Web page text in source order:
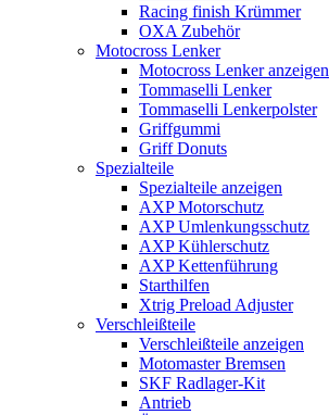
Racing finish Krümmer
OXA Zubehör
Motocross Lenker
Motocross Lenker anzeigen
Tommaselli Lenker
Tommaselli Lenkerpolster
Griffgummi
Griff Donuts
Spezialteile
Spezialteile anzeigen
AXP Motorschutz
AXP Umlenkungsschutz
AXP Kühlerschutz
AXP Kettenführung
Starthilfen
Xtrig Preload Adjuster
Verschleißteile
Verschleißteile anzeigen
Motomaster Bremsen
SKF Radlager-Kit
Antrieb